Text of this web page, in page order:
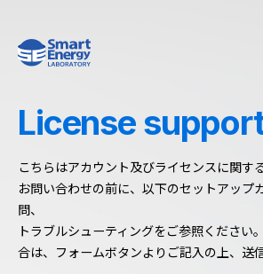
License
こちらはアカウント及びライセンスに関す
お問い合わせの前に、以下のセットアップ
問、
トラブルシューティングをご参照ください
合は、フォームボタンよりご記入の上、送